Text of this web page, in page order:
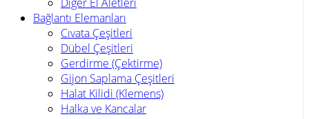
Bağlantı Elemanları
Cıvata Çeşitleri
Dübel Çeşitleri
Gerdirme (Çektirme)
Gijon Saplama Çeşitleri
Halat Kilidi (Klemens)
Halka ve Kancalar